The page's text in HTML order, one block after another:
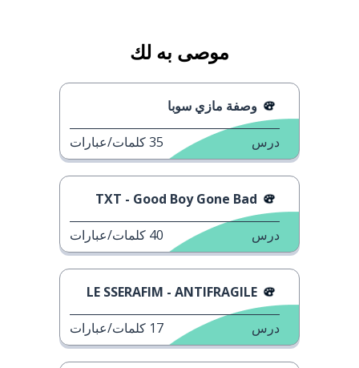
موصى به لك
وصفة مازي سوبا
درس 35كلمات/عبارات
TXT - Good Boy Gone Bad
درس 40 كلمات/عبارات
LE SSERAFIM - ANTIFRAGILE
درس 17 كلمات/عبارات